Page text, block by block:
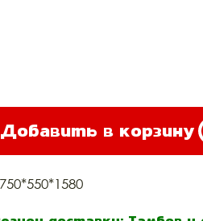
Добавить в корзину